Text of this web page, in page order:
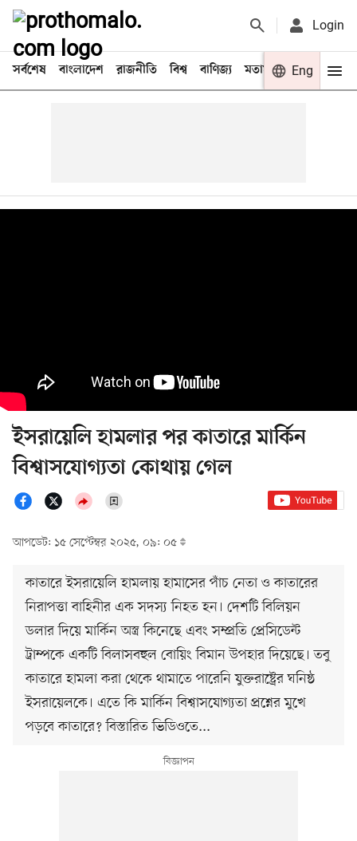
Login
সর্বশেষ বাংলাদেশ রাজনীতি বিশ্ব বাণিজ্য মতামত খেলা
Eng
ইসরায়েলি হামলার পর কাতারে মার্কিন
বিশ্বাসযোগ্যতা কোথায় গেল
আপডেট: ১৫ সেপ্টেম্বর ২০২৫, ০৯: ০৫
কাতারে ইসরায়েলি হামলায় হামাসের পাঁচ নেতা ও কাতারের
নিরাপত্তা বাহিনীর এক সদস্য নিহত হন। দেশটি বিলিয়ন
ডলার দিয়ে মার্কিন অস্ত্র কিনেছে এবং সম্প্রতি প্রেসিডেন্ট
ট্রাম্পকে একটি বিলাসবহুল বোয়িং বিমান উপহার দিয়েছে। তবু
কাতারে হামলা করা থেকে থামাতে পারেনি যুক্তরাষ্ট্রের ঘনিষ্ঠ
ইসরায়েলকে। এতে কি মার্কিন বিশ্বাসযোগ্যতা প্রশ্নের মুখে
পড়বে কাতারে? বিস্তারিত ভিডিওতে...